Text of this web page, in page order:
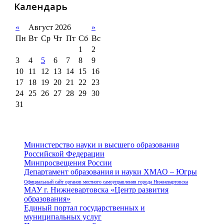
Календарь
« Август 2026
»
Пн Вт Ср Чт Пт Сб Вс
1
2
3
4 5 6 7 8
9
10
11 12 13 14 15
16
17
18 19 20 21 22
23
24
25 26 27 28 29 30
31
Министерство науки и высшего образования
Российской Федерации
Минпросвещения России
Департамент образования и науки ХМАО – Югры
Официальный сайт органов местного самоуправления города Нижневартовска
МАУ г. Нижневартовска «Центр развития
образования»
Единый портал государственных и
муниципальных услуг